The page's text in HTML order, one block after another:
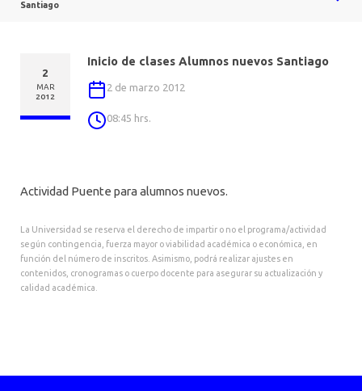
AGENDA
Santiago
Inicio de clases Alumnos nuevos Santiago
2 de marzo 2012
08:45 hrs.
2
MAR
2012
Actividad Puente para alumnos nuevos.
La Universidad se reserva el derecho de impartir o no el programa/actividad
según contingencia, fuerza mayor o viabilidad académica o económica, en
función del número de inscritos. Asimismo, podrá realizar ajustes en
contenidos, cronogramas o cuerpo docente para asegurar su actualización y
calidad académica.